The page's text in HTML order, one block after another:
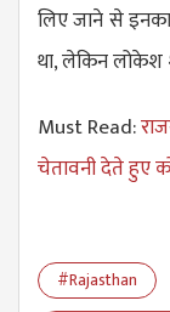
लिए जाने से
था, लेकिन
Must Read:
चेतावनी देते हुए
#Rajasthan